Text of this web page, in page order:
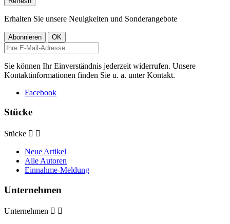
Erhalten Sie unsere Neuigkeiten und Sonderangebote
Sie können Ihr Einverständnis jederzeit widerrufen. Unsere
Kontaktinformationen finden Sie u. a. unter Kontakt.
Facebook
Stücke
Stücke  
Neue Artikel
Alle Autoren
Einnahme-Meldung
Unternehmen
Unternehmen  